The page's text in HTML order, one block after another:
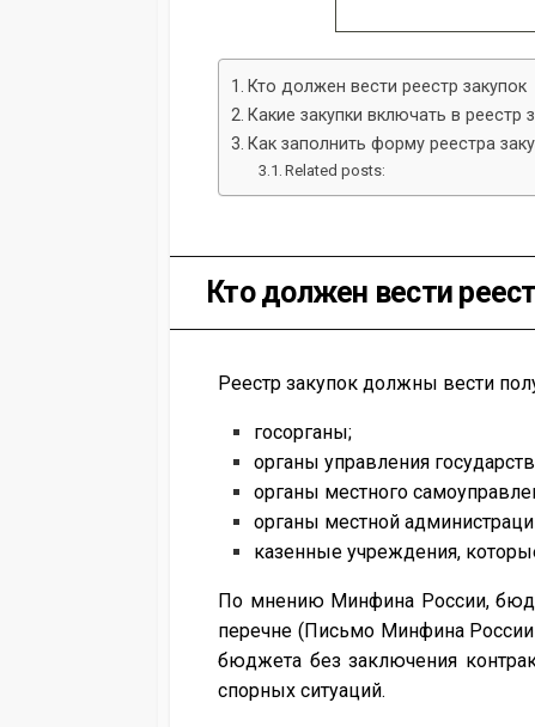
Кто должен вести реестр закупок
Какие закупки включать в реестр
Как заполнить форму реестра
Related posts:
Кто должен вести
Реестр закупок должны вести
госорганы;
органы управления
органы местного
органы местной
казенные учреждения,
По мнению Минфина России,
перечне (Письмо Минфина России
бюджета без заключения
спорных ситуаций.